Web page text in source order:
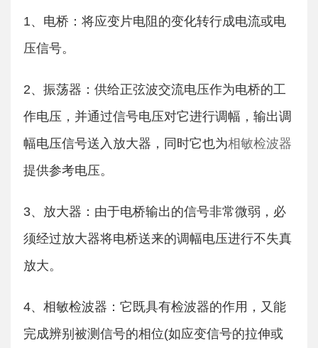
1、电桥：将应变片电阻的变化转行成电流或电
压信号。
2、振荡器：供给正弦波交流电压作为电桥的工
作电压，并通过信号电压对它进行调幅，输出调
幅电压信号送入放大器，同时它也为相敏检波器
提供参考电压。
3、放大器：由于电桥输出的信号非常微弱，必
须经过放大器将电桥送来的调幅电压进行不失真
放大。
4、相敏检波器：它既具有检波器的作用，又能
完成辨别被测信号的相位(如应变信号的拉伸或